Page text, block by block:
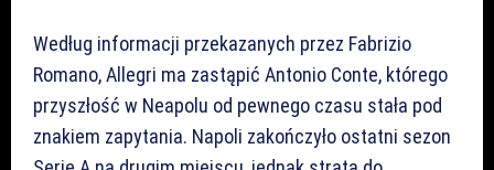
Według informacji przekazanych przez Fabrizio
Romano, Allegri ma zastąpić Antonio Conte, którego
przyszłość w Neapolu od pewnego czasu stała pod
znakiem zapytania. Napoli zakończyło ostatni sezon